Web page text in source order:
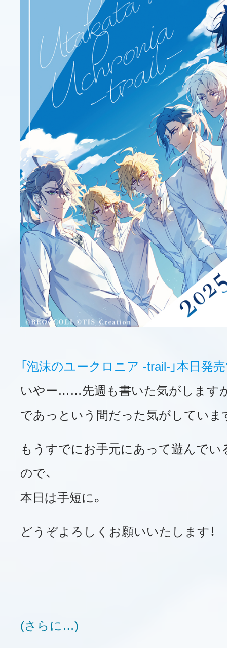
「泡沫のユークロニア -trail-」本日発
いやー……先週も書いた気がします
であっという間だった気がしていま
もうすでにお手元にあって遊んで
ので、
本日は手短に。
どうぞよろしくお願いいたします！
(さらに…)